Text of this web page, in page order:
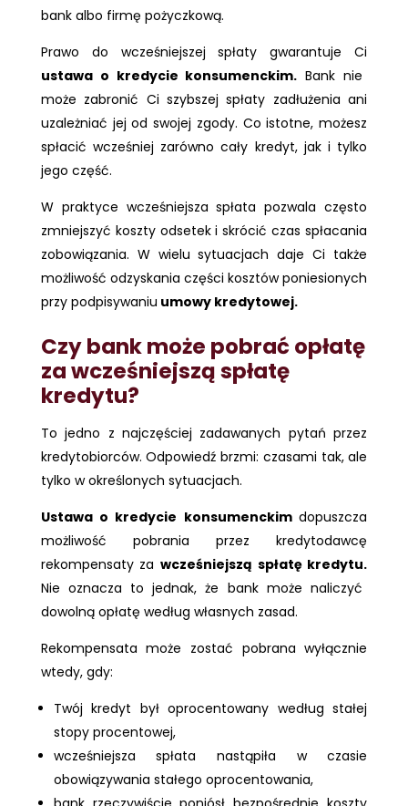
bank albo firmę pożyczkową.
Prawo do wcześniejszej spłaty gwarantuje Ci
ustawa o kredycie konsumenckim. Bank nie
może zabronić Ci szybszej spłaty zadłużenia ani
uzależniać jej od swojej zgody. Co istotne, możesz
spłacić wcześniej zarówno cały kredyt, jak i tylko
jego część.
W praktyce wcześniejsza spłata pozwala często
zmniejszyć koszty odsetek i skrócić czas spłacania
zobowiązania. W wielu sytuacjach daje Ci także
możliwość odzyskania części kosztów poniesionych
przy podpisywaniu umowy kredytowej.
Czy bank może pobrać opłatę
za wcześniejszą spłatę
kredytu?
To jedno z najczęściej zadawanych pytań przez
kredytobiorców. Odpowiedź brzmi: czasami tak, ale
tylko w określonych sytuacjach.
Ustawa o kredycie konsumenckimdopuszcza
możliwość pobrania przez kredytodawcę
rekompensaty za wcześniejszą spłatę kredytu.
Nie oznacza to jednak, że bank może naliczyć
dowolną opłatę według własnych zasad.
Rekompensata może zostać pobrana wyłącznie
wtedy, gdy:
Twój kredyt był oprocentowany według stałej
stopy procentowej,
wcześniejsza spłata nastąpiła w czasie
obowiązywania stałego oprocentowania,